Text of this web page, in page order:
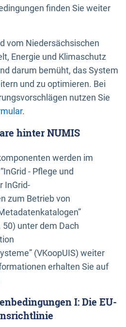
finden Sie weiter
vom Niedersächsischen
Energie und Klimaschutz
darum bemüht, das System
und zu optimieren. Bei
nutzen Sie
.
hinter NUMIS
werden im
- Pflege und
InGrid-
zum Betrieb von
50) unter dem Dach
(VKoopUIS) weiter
erhalten Sie auf
I: Die EU-